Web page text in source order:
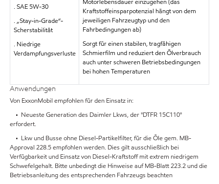
. SAE 5W-30
. „Stay-in-Grade“-
Scherstabilität
. Niedrige
Verdampfungsverluste
Motorlebensdauer einzugehen (das
Kraftstoffeinsparpotenzial hängt von dem
jeweiligen Fahrzeugtyp und den
Fahrbedingungen ab)
Sorgt für einen stabilen, tragfähigen
Schmierfilm und reduziert den Ölverbrauch
auch unter schweren Betriebsbedingungen
bei hohen Temperaturen
Anwendungen
Von ExxonMobil empfohlen für den Einsatz in:
• Neueste Generation des Daimler Lkws, der "DTFR 15C110"
erfordert.
• Lkw und Busse ohne Diesel-Partikelfilter, für die Öle gem. MB-
Approval 228.5 empfohlen werden. Dies gilt ausschließlich bei
Verfügbarkeit und Einsatz von Diesel-Kraftstoff mit extrem niedrigem
Schwefelgehalt. Bitte unbedingt die Hinweise auf MB-Blatt 223.2 und die
Betriebsanleitung des entsprechenden Fahrzeugs beachten